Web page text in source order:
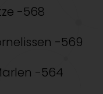
-568
-569
-564